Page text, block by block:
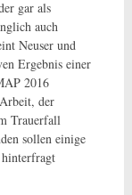
gar als
auch
Neuser und
Ergebnis einer
2016
der
Trauerfall
sollen einige